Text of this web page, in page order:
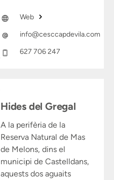
Web
info@cesccapdevila.com
627 706 247
Hides del Gregal
A la perifèria de la
Reserva Natural de Mas
de Melons, dins el
municipi de Castelldans,
aquests dos aguaits